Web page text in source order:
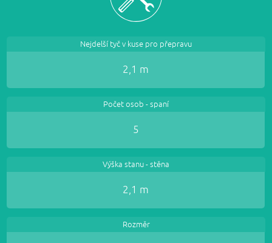
Nejdelší tyč v kuse pro přepravu
2,1 m
Počet osob - spaní
5
Výška stanu - stěna
2,1 m
Rozměr